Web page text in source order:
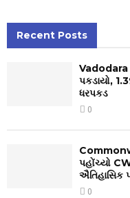
Recent Posts
Vadodara
પકડાયો,
ધરપકડ
0
પહોંચ્યો
ઐતિહાસિક
0